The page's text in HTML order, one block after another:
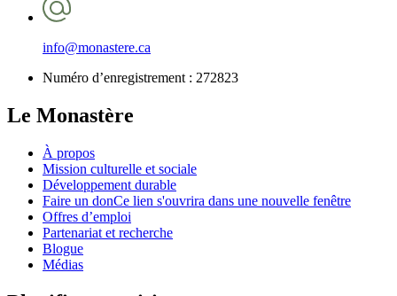
info@monastere.ca
Numéro d’enregistrement : 272823
Le Monastère
À propos
Mission culturelle et sociale
Développement durable
Faire un donCe lien s'ouvrira dans une nouvelle fenêtre
Offres d’emploi
Partenariat et recherche
Blogue
Médias